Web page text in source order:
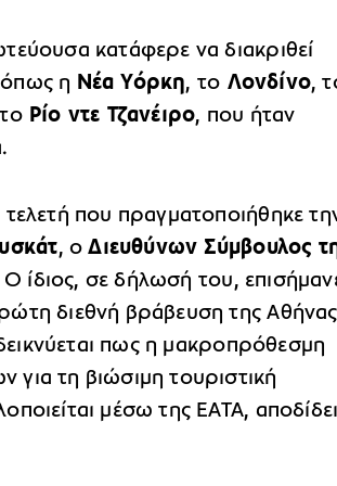
κατάφερε να διακριθεί
η Νέα Υόρκη, το Λονδίνο,
Ρίο ντε Τζανέιρο, που ήταν
που πραγματοποιήθηκε
, οΔιευθύνων Σύμβουλος
Ο ίδιος, σε δήλωσή του,
διεθνή βράβευση της Αθήνας
πως η μακροπρόθεσμη
για τη βιώσιμη τουριστική
μέσω της ΕΑΤΑ, αποδίδει